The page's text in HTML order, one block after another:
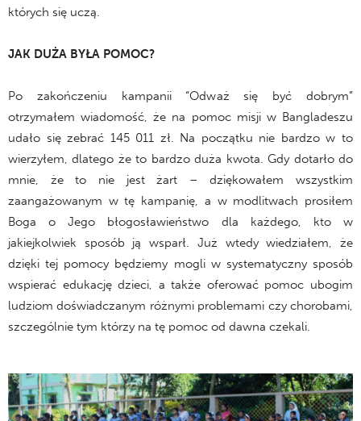
których się uczą.
JAK DUŻA BYŁA POMOC?
Po zakończeniu kampanii “Odważ się być dobrym”
otrzymałem wiadomość, że na pomoc misji w Bangladeszu
udało się zebrać 145 011 zł. Na początku nie bardzo w to
wierzyłem, dlatego że to bardzo duża kwota. Gdy dotarło do
mnie, że to nie jest żart – dziękowałem wszystkim
zaangażowanym w tę kampanię, a w modlitwach prosiłem
Boga o Jego błogosławieństwo dla każdego, kto w
jakiejkolwiek sposób ją wsparł. Już wtedy wiedziałem, że
dzięki tej pomocy będziemy mogli w systematyczny sposób
wspierać edukację dzieci, a także oferować pomoc ubogim
ludziom doświadczanym różnymi problemami czy chorobami,
szczególnie tym którzy na tę pomoc od dawna czekali.